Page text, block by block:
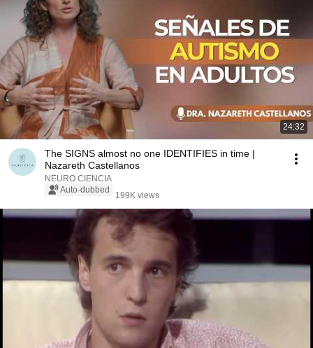
24:32
The SIGNS almost no one IDENTIFIES in time |
Nazareth Castellanos
NEURO CIENCIA
Auto-dubbed
199K views